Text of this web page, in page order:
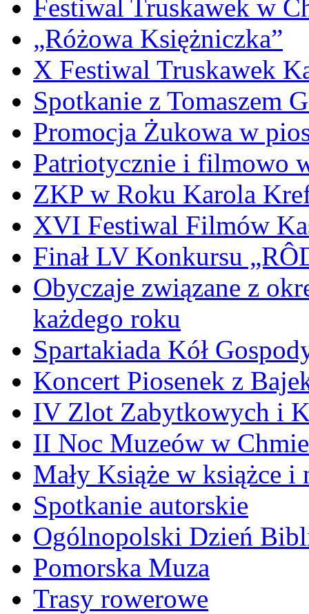
Festiwal Truskawek w
„Różowa Księżniczka”
X Festiwal Truskawek
Spotkanie z Tomaszem
Promocja Żukowa w
Patriotycznie i filmowo
ZKP w Roku Karola
XVI Festiwal Filmów
Finał LV Konkursu
Obyczaje związane z
każdego roku
Spartakiada Kół
Koncert Piosenek z
IV Zlot Zabytkowych i
II Noc Muzeów w
Mały Książe w książce i
Spotkanie autorskie
Ogólnopolski Dzień
Pomorska Muza
Trasy rowerowe